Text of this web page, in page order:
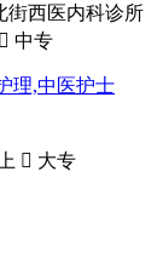
街西医内科诊所
 中专
理,中医护士
 大专